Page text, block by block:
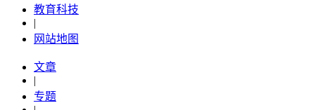
教育科技
|
网站地图
文章
|
专题